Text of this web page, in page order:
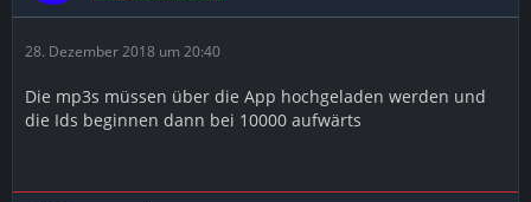
28. Dezember 2018 um 20:40
Die mp3s müssen über die App hochgeladen werden und
die Ids beginnen dann bei 10000 aufwärts